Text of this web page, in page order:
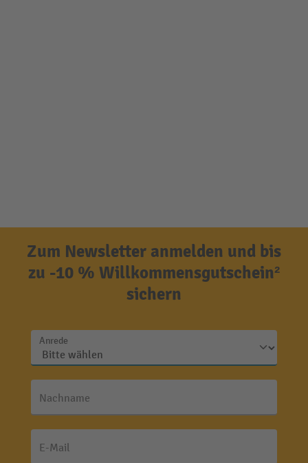
Zum Newsletter anmelden und bis
zu -10 % Willkommensgutschein²
sichern
Anrede
Nachname
E-Mail